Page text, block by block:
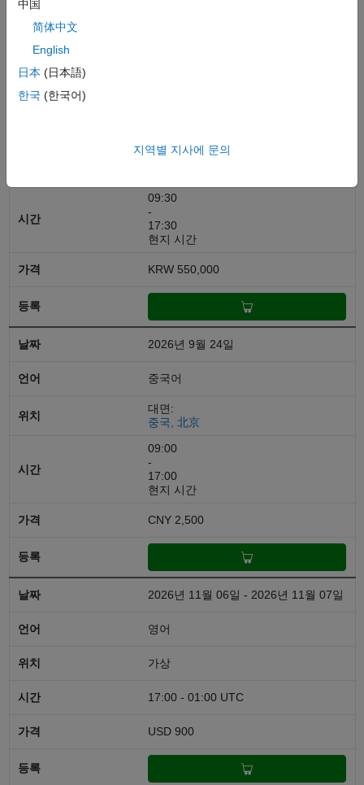
대면:
09:30
-
17:30
현지 시간
KRW 550,000
2026년 9월 24일
중국어
대면:
중국, 北京
09:00
-
17:00
현지 시간
CNY 2,500
2026년 11월 06일 - 2026년 11월 07일
영어
가상
17:00 - 01:00 UTC
USD 900
中国
简体中文
English
日本 (日本語)
한국 (한국어)
지역별 지사에 문의